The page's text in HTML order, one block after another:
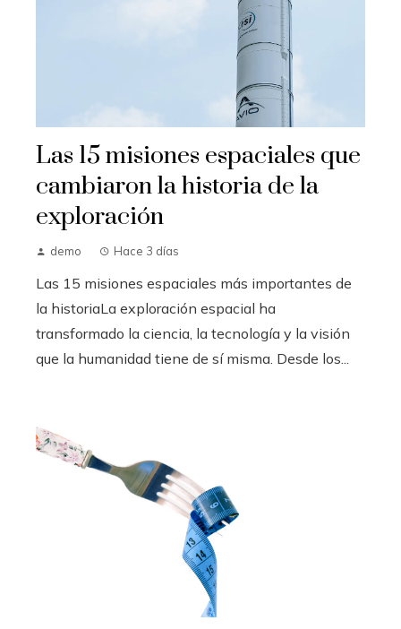
Las 15 misiones espaciales que
cambiaron la historia de la
exploración
demo Hace 3 días
Las 15 misiones espaciales más importantes de
la historiaLa exploración espacial ha
transformado la ciencia, la tecnología y la visión
que la humanidad tiene de sí misma. Desde los...